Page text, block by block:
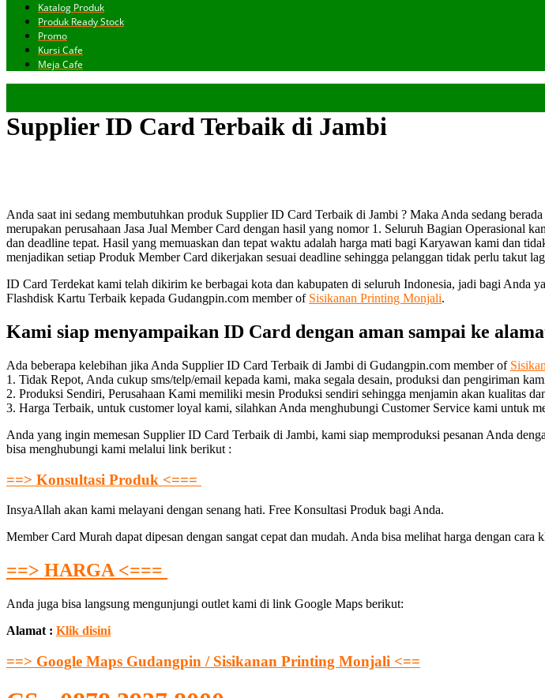
Katalog Produk
Produk Ready Stock
Promo
Kursi Cafe
Meja Cafe
Supplier ID Card Terbaik di Jambi
Anda saat ini sedang membutuhkan produk Supplier ID Card Terbaik di Jambi ? Maka Anda sedang
merupakan perusahaan Jasa Jual Member Card dengan hasil yang nomor 1. Seluruh Bagian Operasional
dan deadline tepat. Hasil yang memuaskan dan tepat waktu adalah harga mati bagi Karyawan kami dan
menjadikan setiap Produk Member Card dikerjakan sesuai deadline sehingga pelanggan tidak perlu takut
ID Card Terdekat kami telah dikirim ke berbagai kota dan kabupaten di seluruh Indonesia, jadi bagi Anda
Flashdisk Kartu Terbaik kepada Gudangpin.com member of Sisikanan Printing Monjali.
Kami siap menyampaikan ID Card dengan aman sampai ke
Ada beberapa kelebihan jika Anda Supplier ID Card Terbaik di Jambi di Gudangpin.com member of
1. Tidak Repot, Anda cukup sms/telp/email kepada kami, maka segala desain, produksi dan pengiriman
2. Produksi Sendiri, Perusahaan Kami memiliki mesin Produksi sendiri sehingga menjamin akan kualitas
3. Harga Terbaik, untuk customer loyal kami, silahkan Anda menghubungi Customer Service kami untuk
Anda yang ingin memesan Supplier ID Card Terbaik di Jambi, kami siap memproduksi pesanan Anda
bisa menghubungi kami melalui link berikut :
==> Konsultasi Produk <===
InsyaAllah akan kami melayani dengan senang hati. Free Konsultasi Produk bagi Anda.
Member Card Murah dapat dipesan dengan sangat cepat dan mudah. Anda bisa melihat harga dengan
==> HARGA <===
Anda juga bisa langsung mengunjungi outlet kami di link Google Maps berikut:
Alamat : Klik disini
==> Google Maps Gudangpin / Sisikanan Printing Monjali <==